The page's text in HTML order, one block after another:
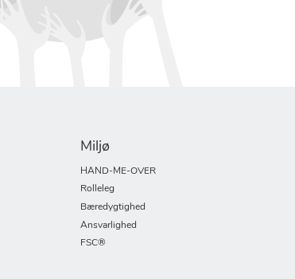
Miljø
HAND-ME-OVER
Rolleleg
Bæredygtighed
Ansvarlighed
FSC®